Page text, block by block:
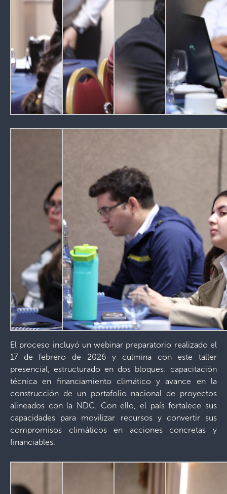
El proceso incluyó un webinar preparatorio realizado el
17 de febrero de 2026 y culmina con este taller
presencial, estructurado en dos bloques: capacitación
técnica en financiamiento climático y avance en la
construcción de un portafolio nacional de proyectos
alineados con la NDC. Con ello, el país fortalece sus
capacidades para movilizar recursos y convertir sus
compromisos climáticos en acciones concretas y
financiables.